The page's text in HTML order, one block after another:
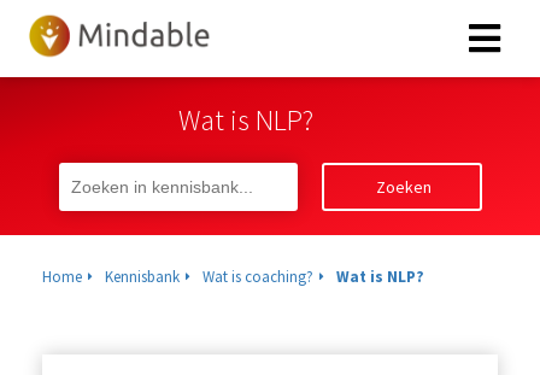
Wat is NLP?
Zoeken
Home Kennisbank Wat is coaching? Wat is NLP?